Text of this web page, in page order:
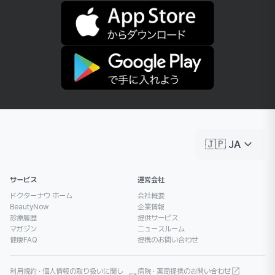
🇯🇵 JA keyboard_arrow_down
サービス
ドクターナウ ホーム
BeautyNow
診療履歴
マガジン
健康FAQ
運営会社
会社概要
企業情報
提供サービス
ニュースルーム
提携のお問い合わせ
利用規約 · 個人情報の取り扱いに関し 病院 · 薬局提携のお問い合わせ